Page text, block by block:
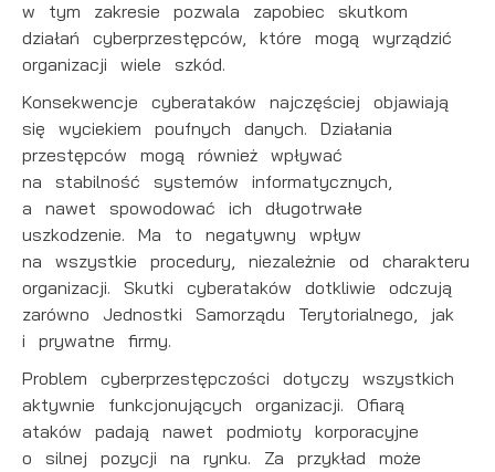
w tym zakresie pozwala zapobiec skutkom
działań cyberprzestępców, które mogą wyrządzić
organizacji wiele szkód.
Konsekwencje cyberataków najczęściej objawiają
się wyciekiem poufnych danych. Działania
przestępców mogą również wpływać
na stabilność systemów informatycznych,
a nawet spowodować ich długotrwałe
uszkodzenie. Ma to negatywny wpływ
na wszystkie procedury, niezależnie od charakteru
organizacji. Skutki cyberataków dotkliwie odczują
zarówno Jednostki Samorządu Terytorialnego, jak
i prywatne firmy.
Problem cyberprzestępczości dotyczy wszystkich
aktywnie funkcjonujących organizacji. Ofiarą
ataków padają nawet podmioty korporacyjne
o silnej pozycji na rynku. Za przykład może
upodobań oraz Twoich zwyczajów dotyczących
przeglądanej witryny internetowej. Treści promocyjne
mogą pojawić się na stronach podmiotów trzecich lub
dostawców usług. Firmy te działają w charakterze
pośredników prezentujących nasze treści w postaci
wiadomości, ofert, komunikatów mediów
społecznościowych.